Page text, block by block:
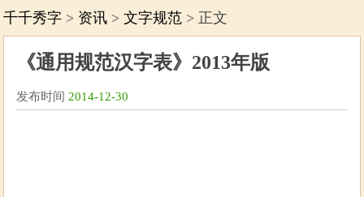
千千秀字 > 资讯 >文字规范 > 正文
《通用规范汉字表》2013年版
发布时间 2014-12-30